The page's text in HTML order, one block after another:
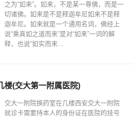
之为“如来”。如来，不是某一尊佛，而是一
切诸佛。如来是不是释迦牟尼如来不是释
迦牟尼。如来就是一个通用名词，佛经上
说“乘真如之道而来”是对“如来”一词的解
释，也说“如实而来...
楼(交大第一附属医院)
交大一附院换药室在几楼西安交大一附院
就诊卡需要持本人的身份证在医院的挂号